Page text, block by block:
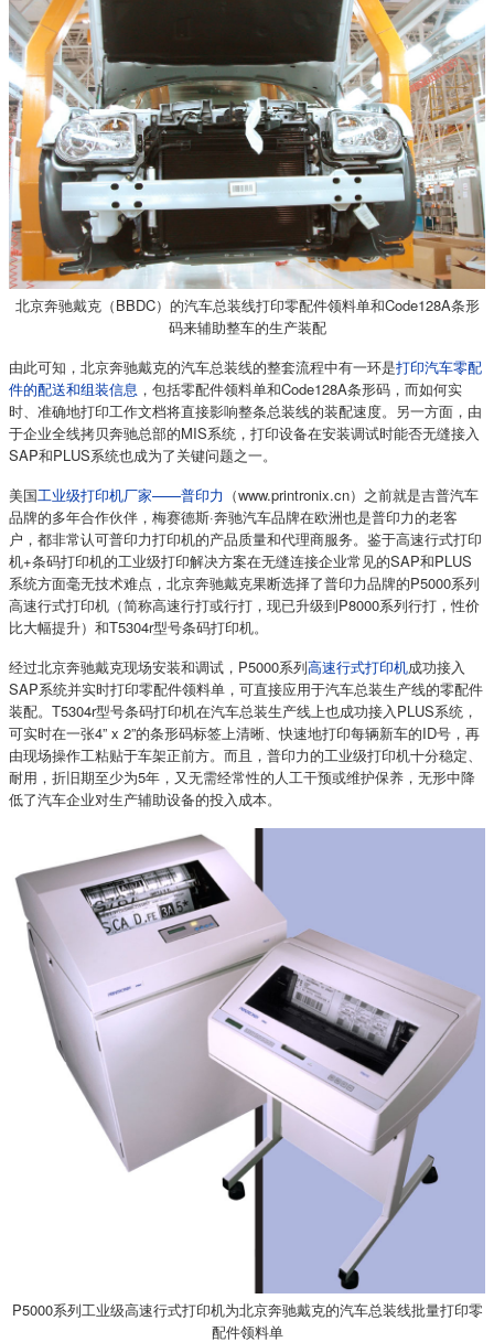
北京奔驰戴克（BBDC）的汽车总装线打印零配件领料单和Code128A条形
码来辅助整车的生产装配
由此可知，北京奔驰戴克的汽车总装线的整套流程中有一环是打印汽车零配
件的配送和组装信息 ，包括零配件领料单和Code128A条形码，而如何实
时、准确地打印工作文档将直接影响整条总装线的装配速度。另一方面，由
于企业全线拷贝奔驰总部的MIS系统，打印设备在安装调试时能否无缝接入
SAP和PLUS系统也成为了关键问题之一。
美国工业级打印机厂家——普印力 （www.printronix.cn）之前就是吉普汽车
品牌的多年合作伙伴，梅赛德斯·奔驰汽车品牌在欧洲也是普印力的老客
户，都非常认可普印力打印机的产品质量和代理商服务。鉴于高速行式打印
机+条码打印机的工业级打印解决方案在无缝连接企业常见的SAP和PLUS
系统方面毫无技术难点，北京奔驰戴克果断选择了普印力品牌的P5000系列
高速行式打印机（简称高速行打或行打，现已升级到P8000系列行打，性价
比大幅提升）和T5304r型号条码打印机。
经过北京奔驰戴克现场安装和调试，P5000系列高速行式打印机成功接入
SAP系统并实时打印零配件领料单，可直接应用于汽车总装生产线的零配件
装配。T5304r型号条码打印机在汽车总装生产线上也成功接入PLUS系统，
可实时在一张4” x 2”的条形码标签上清晰、快速地打印每辆新车的ID号，再
由现场操作工粘贴于车架正前方。而且，普印力的工业级打印机十分稳定、
耐用，折旧期至少为5年，又无需经常性的人工干预或维护保养，无形中降
低了汽车企业对生产辅助设备的投入成本。
P5000系列工业级高速行式打印机为北京奔驰戴克的汽车总装线批量打印零
配件领料单